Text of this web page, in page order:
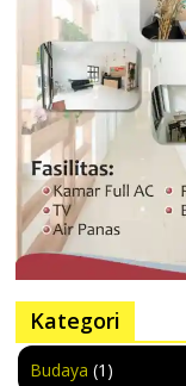
Kategori
Budaya (1)